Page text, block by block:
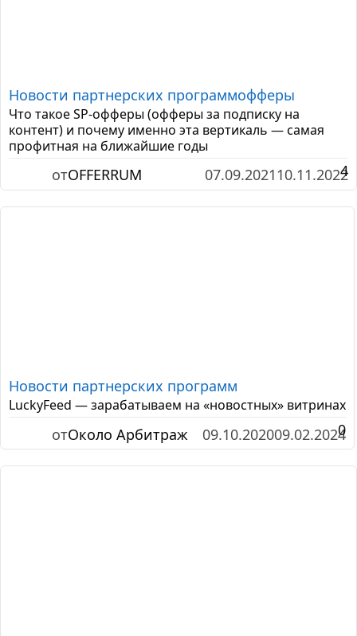
4
Новости партнерских программофферы
Что такое SP-офферы (офферы за подписку на
контент) и почему именно эта вертикаль — самая
профитная на ближайшие годы
отOFFERRUM 07.09.2021 10.11.2022
0
Новости партнерских программ
LuckyFeed — зарабатываем на «новостных» витринах
отОколо Арбитраж 09.10.202009.02.2024